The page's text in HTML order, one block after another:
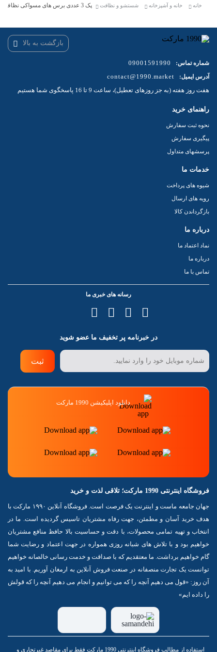
خانه خانه و آشپزخانه شستشو و نظافت پک 3 عددی برس های مسواکی نظافت
بازگشت به بالا
شماره تماس: 09001591990
آدرس ایمیل:
contact@1990.market
هفت روز هفته (به جز روزهای تعطیل)، ساعت 9 تا 16 پاسخگوی شما هستیم
راهنمای خرید
نحوه ثبت سفارش
پیگیری سفارش
پرسشهای متداول
خدمات ما
شیوه های پرداخت
رویه های ارسال
بازگرداندن کالا
درباره ما
نماد اعتماد ما
درباره ما
تماس با ما
رسانه های خبری ما
در خبرنامه پر تخفیف ما عضو شوید
ثبت
دانلود اپلیکیشن 1990 مارکت
فروشگاه اینترنتی 1990 مارکت؛ تلاقی لذت و خرید
جهان جامعه ماست و اینترنت یک فرصت است. فروشگاه آنلاین ۱۹۹۰ مارکت با
هدف خرید آسان و مطمئن، جهت رفاه مشتریان تاسیس گردیده است. ما در
انتخاب و تهیه تمامی محصولات، با دقت و حساسیت بالا حافظ منافع مشتریان
خواهیم بود و با تلاش های شبانه روزی همواره در جهت اعتماد و رضایت شما
گام خواهیم برداشت. ما معتقدیم که با صداقت و خدمت رسانی خالصانه خواهیم
توانست یک تجارت منصفانه در صنعت فروش آنلاین به ارمغان آوریم. با امید به
آن روز: «قول می دهیم آنچه را که می توانیم و انجام می دهیم آنچه را که قولش
را داده ایم»
استفاده از مطالب فروشگاه اینترنتی 1990 مارکت فقط برای مقاصد غیرتجاری و